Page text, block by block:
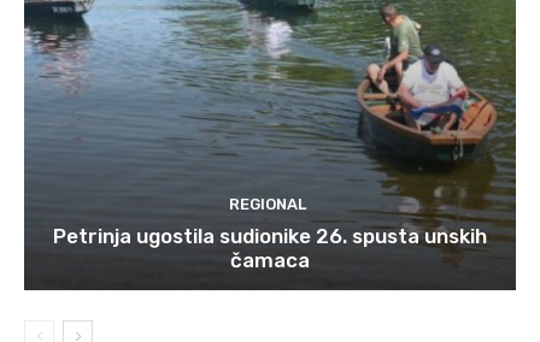
REGIONAL
Petrinja ugostila sudionike 26. spusta unskih
čamaca